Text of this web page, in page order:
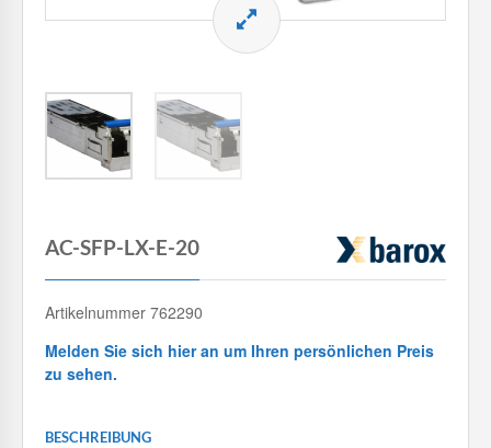
AC-SFP-LX-E-20
Artikelnummer 762290
Melden Sie sich hier an um Ihren persönlichen Preis
zu sehen.
BESCHREIBUNG